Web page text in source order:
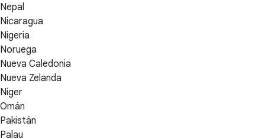
Nepal
Nicaragua
Nigeria
Noruega
Nueva Caledonia
Nueva Zelanda
Níger
Omán
Pakistán
Palau